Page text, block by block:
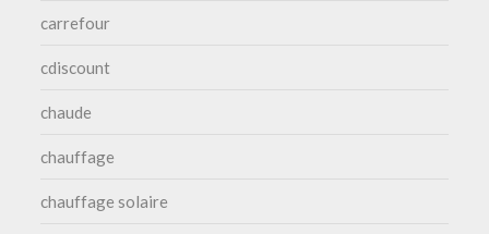
carrefour
cdiscount
chaude
chauffage
chauffage solaire